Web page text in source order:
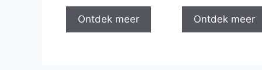
Ontdek meer Ontdek meer